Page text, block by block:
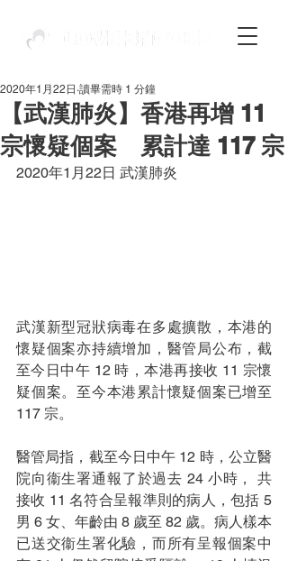
【武漢肺炎】香港再增 11
宗懷疑個案 累計達 117 宗
2020年1月22日 讀畢需時 1 分鐘
2020年1月22日 武漢肺炎
武漢新型冠狀病毒在多處擴散，本港的
懷疑個案亦持續增加，醫管局公布，截
至今日中午 12 時，本港再接收 11 宗懷
疑個案。至今本港累計懷疑個案已增至
117 宗。
醫管局指，截至今日中午 12 時，公立醫
院向衞生署通報了於過去 24 小時， 共
接收 11 名符合呈報準則的病人，包括 5
男 6 女、年齡由 8 歲至 82 歲。病人樣本
已送交衞生署化驗，而所有呈報個案中